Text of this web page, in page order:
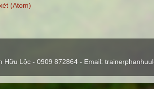
(Atom)
Hữu Lộc - 0909 872864 - Email: